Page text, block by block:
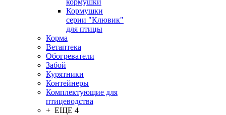
кормушки
Кормушки
серии "Клювик"
для птицы
Корма
Ветаптека
Обогреватели
Забой
Курятники
Контейнеры
Комплектующие для
птицеводства
+ ЕЩЕ 4